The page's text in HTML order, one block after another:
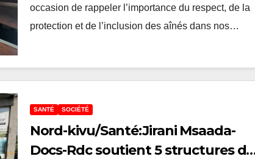
occasion de rappeler l’importance du respect, de la
protection et de l’inclusion des aînés dans nos…
SANTÉ SOCIÉTÉ
Nord-kivu/Santé:Jirani Msaada-
Docs-Rdc soutient 5 structures de